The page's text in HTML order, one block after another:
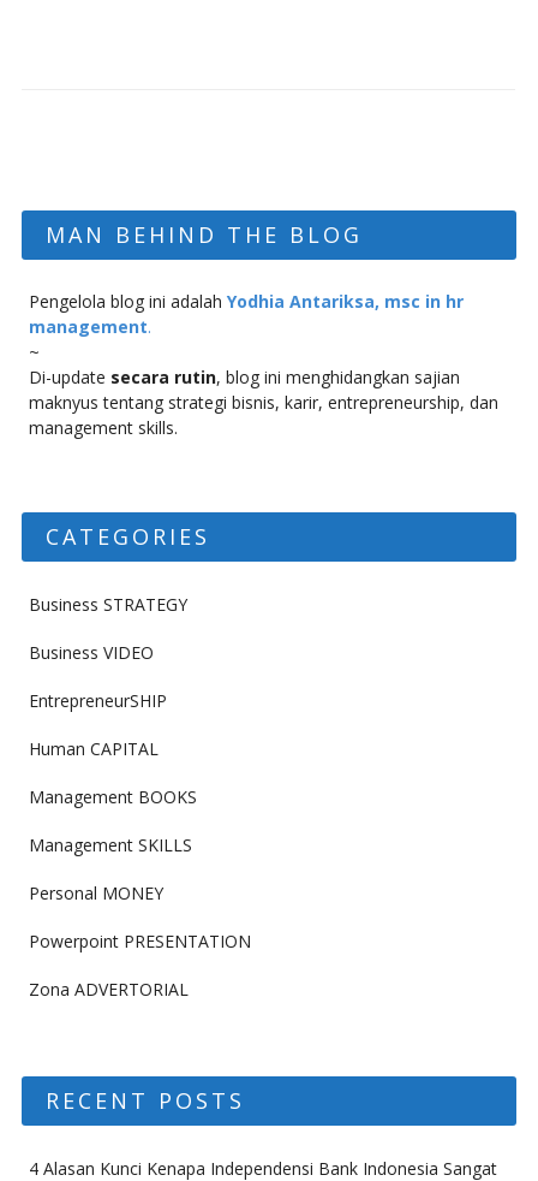
MAN BEHIND THE BLOG
Pengelola blog ini adalah Yodhia Antariksa, msc in hr
management.
~
Di-update secara rutin, blog ini menghidangkan sajian
maknyus tentang strategi bisnis, karir, entrepreneurship, dan
management skills.
CATEGORIES
Business STRATEGY
Business VIDEO
EntrepreneurSHIP
Human CAPITAL
Management BOOKS
Management SKILLS
Personal MONEY
Powerpoint PRESENTATION
Zona ADVERTORIAL
RECENT POSTS
4 Alasan Kunci Kenapa Independensi Bank Indonesia Sangat